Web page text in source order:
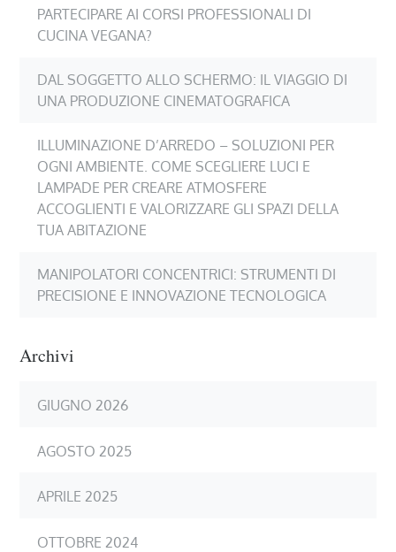
PARTECIPARE AI CORSI PROFESSIONALI DI
CUCINA VEGANA?
DAL SOGGETTO ALLO SCHERMO: IL VIAGGIO DI
UNA PRODUZIONE CINEMATOGRAFICA
ILLUMINAZIONE D’ARREDO – SOLUZIONI PER
OGNI AMBIENTE. COME SCEGLIERE LUCI E
LAMPADE PER CREARE ATMOSFERE
ACCOGLIENTI E VALORIZZARE GLI SPAZI DELLA
TUA ABITAZIONE
MANIPOLATORI CONCENTRICI: STRUMENTI DI
PRECISIONE E INNOVAZIONE TECNOLOGICA
Archivi
GIUGNO 2026
AGOSTO 2025
APRILE 2025
OTTOBRE 2024